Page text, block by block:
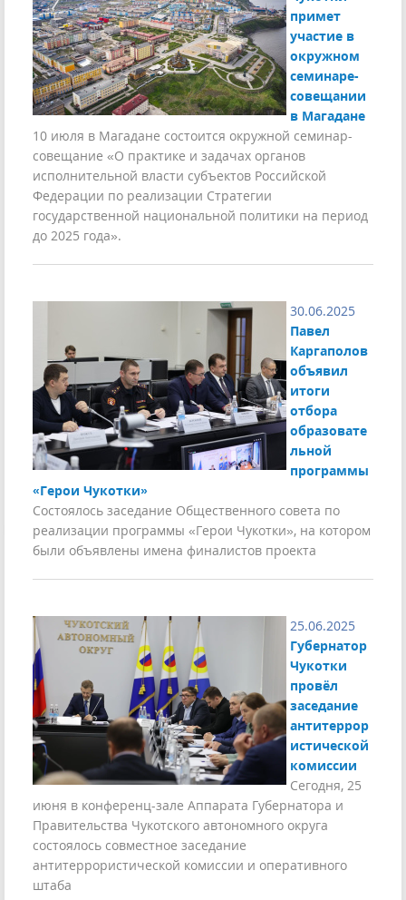
примет
участие в
окружном
семинаре-
совещании
в Магадане
10 июля в Магадане состоится окружной семинар-
совещание «О практике и задачах органов
исполнительной власти субъектов Российской
Федерации по реализации Стратегии
государственной национальной политики на период
до 2025 года».
30.06.2025
Павел
Каргаполов
объявил
итоги
отбора
образовате
льной
программы
«Герои Чукотки»
Состоялось заседание Общественного совета по
реализации программы «Герои Чукотки», на котором
были объявлены имена финалистов проекта
25.06.2025
Губернатор
Чукотки
провёл
заседание
антитеррор
истической
комиссии
Сегодня, 25
июня в конференц-зале Аппарата Губернатора и
Правительства Чукотского автономного округа
состоялось совместное заседание
антитеррористической комиссии и оперативного
штаба